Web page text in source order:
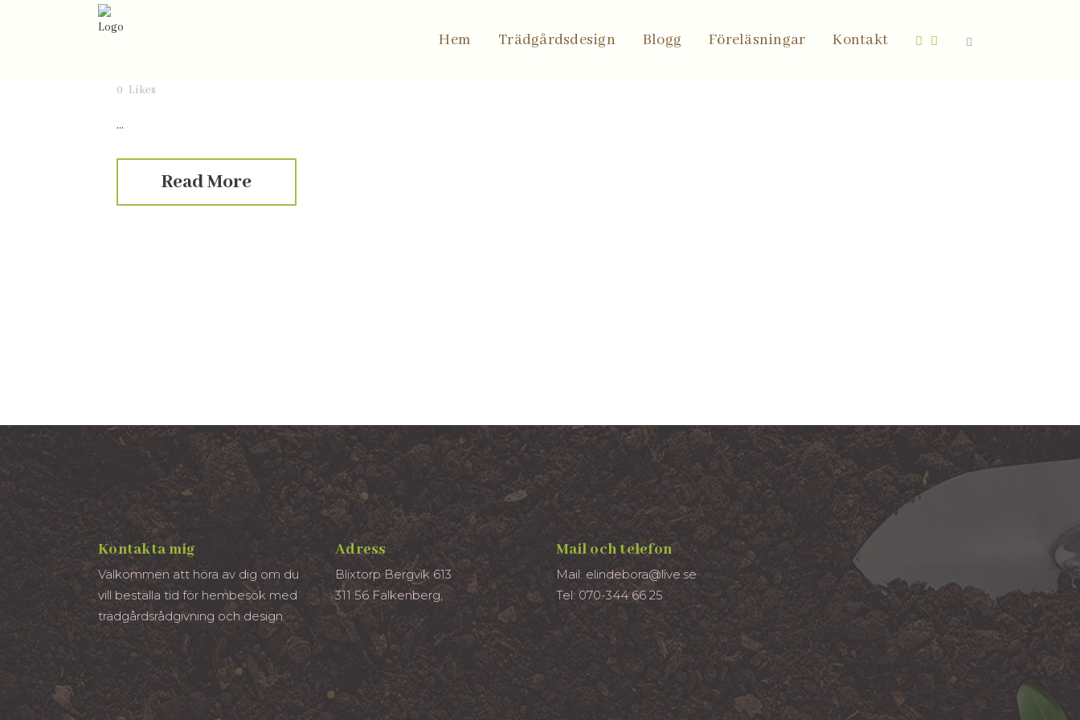
Hem Trädgårdsdesign Blogg Föreläsningar Kontakt
23 nov
0 Likes
...
Read More
Kontakta mig
Välkommen att höra av dig om du
vill beställa tid för hembesök med
trädgårdsrådgivning och design.
Adress
Blixtorp Bergvik 613
311 56 Falkenberg,
Mail och telefon
Mail: elindebora@live.se
Tel: 070-344 66 25